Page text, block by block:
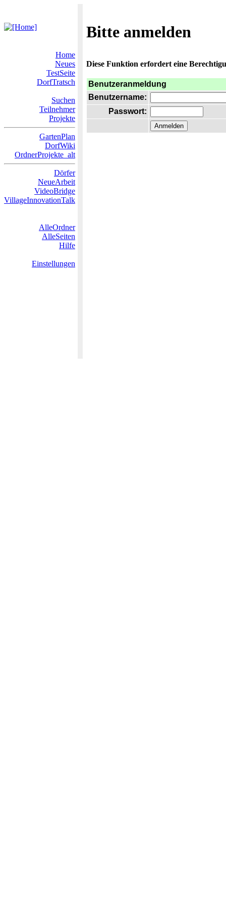
Bitte anmelden
Home
Neues
TestSeite
DorfTratsch
Suchen
Teilnehmer
Projekte
GartenPlan
DorfWiki
OrdnerProjekte_alt
Dörfer
NeueArbeit
VideoBridge
VillageInnovationTalk
AlleOrdner
AlleSeiten
Hilfe
Einstellungen
Diese Funktion erfordert eine
Benutzeranmeldung
Benutzername:
Passwort: